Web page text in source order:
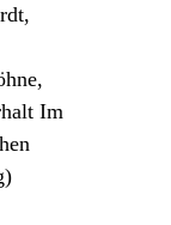
Im